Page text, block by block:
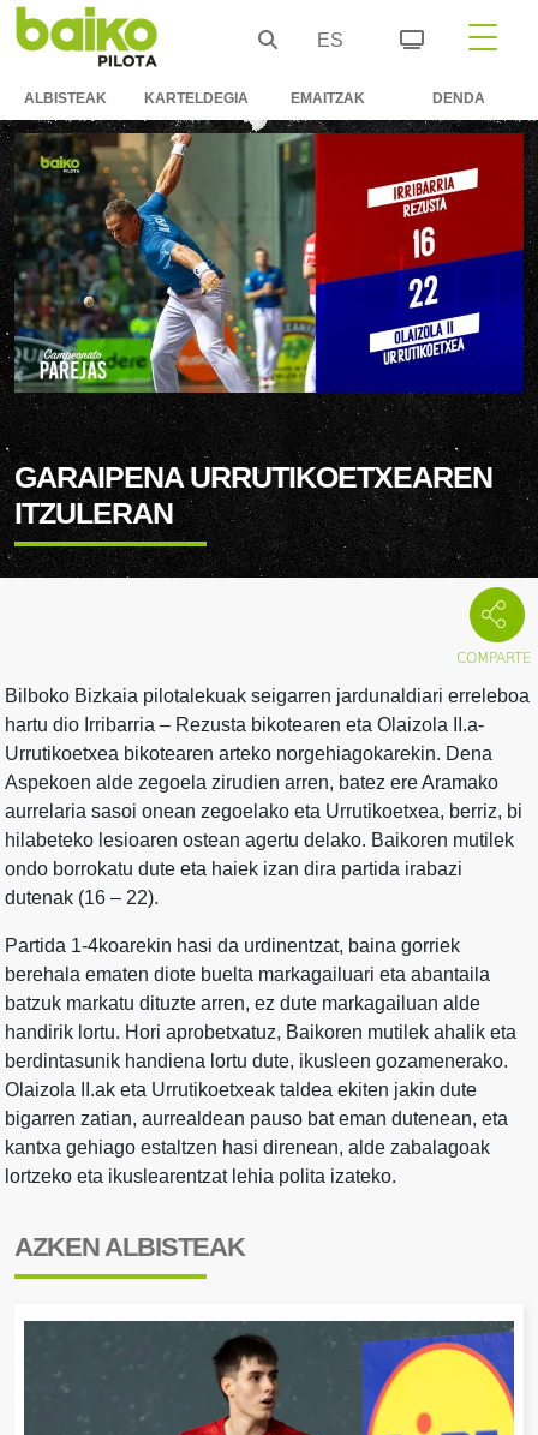
ES
ALBISTEAK KARTELDEGIA EMAITZAK DENDA
GARAIPENA URRUTIKOETXEAREN
ITZULERAN
Bilboko Bizkaia pilotalekuak seigarren jardunaldiari erreleboa
hartu dio Irribarria – Rezusta bikotearen eta Olaizola II.a-
Urrutikoetxea bikotearen arteko norgehiagokarekin. Dena
Aspekoen alde zegoela zirudien arren, batez ere Aramako
aurrelaria sasoi onean zegoelako eta Urrutikoetxea, berriz, bi
hilabeteko lesioaren ostean agertu delako. Baikoren mutilek
ondo borrokatu dute eta haiek izan dira partida irabazi
dutenak (16 – 22).
Partida 1-4koarekin hasi da urdinentzat, baina gorriek
berehala ematen diote buelta markagailuari eta abantaila
batzuk markatu dituzte arren, ez dute markagailuan alde
handirik lortu. Hori aprobetxatuz, Baikoren mutilek ahalik eta
berdintasunik handiena lortu dute, ikusleen gozamenerako.
Olaizola II.ak eta Urrutikoetxeak taldea ekiten jakin dute
bigarren zatian, aurrealdean pauso bat eman dutenean, eta
kantxa gehiago estaltzen hasi direnean, alde zabalagoak
lortzeko eta ikuslearentzat lehia polita izateko.
AZKEN ALBISTEAK